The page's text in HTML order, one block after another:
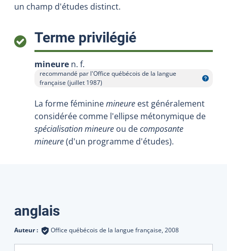
un champ d'études distinct.
Terme privilégié:
mineure n. f.
recommandé par l'Office québécois de la langue
française (juillet 1987)
Afficher l'infobulle
La forme fémininemineure est généralement
considérée comme l'ellipse métonymique de
spécialisation mineure ou decomposante
mineure(d'un programme d'études).
Traductions
anglais
Auteur : Office québécois de la langue française, 2008